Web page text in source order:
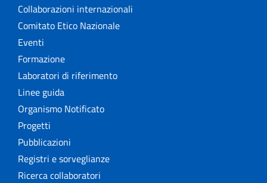
Collaborazioni internazionali
Comitato Etico Nazionale
Eventi
Formazione
Laboratori di riferimento
Linee guida
Organismo Notificato
Progetti
Pubblicazioni
Registri e sorveglianze
Ricerca collaboratori